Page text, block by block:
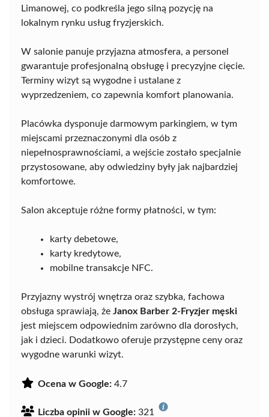
Limanowej, co podkreśla jego silną pozycję na
lokalnym rynku usług fryzjerskich.
W salonie panuje przyjazna atmosfera, a personel
gwarantuje profesjonalną obsługę i precyzyjne cięcie.
Terminy wizyt są wygodne i ustalane z
wyprzedzeniem, co zapewnia komfort planowania.
Placówka dysponuje darmowym parkingiem, w tym
miejscami przeznaczonymi dla osób z
niepełnosprawnościami, a wejście zostało specjalnie
przystosowane, aby odwiedziny były jak najbardziej
komfortowe.
Salon akceptuje różne formy płatności, w tym:
karty debetowe,
karty kredytowe,
mobilne transakcje NFC.
Przyjazny wystrój wnętrza oraz szybka, fachowa
obsługa sprawiają, że Janox Barber 2-Fryzjer męski
jest miejscem odpowiednim zarówno dla dorosłych,
jak i dzieci. Dodatkowo oferuje przystępne ceny oraz
wygodne warunki wizyt.
Ocena w Google: 4.7
Liczba opinii w Google: 321